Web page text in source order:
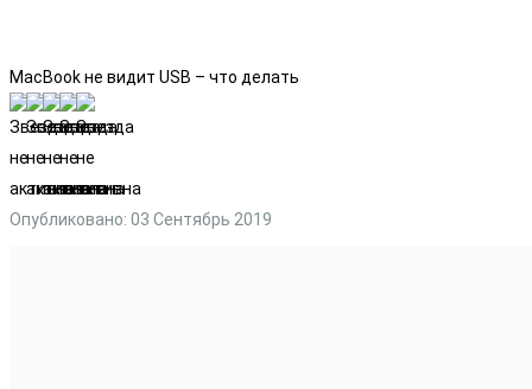
MacBook не видит USB – что делать
Опубликовано: 03 Сентябрь 2019